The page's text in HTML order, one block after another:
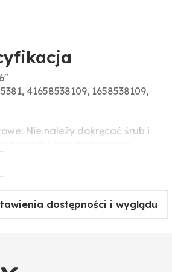
41658538109, 1658538109,
Nie należy dokręcać śrub i
do uszkodzenia części
naprężeniowe).
dostępności i wyglądu